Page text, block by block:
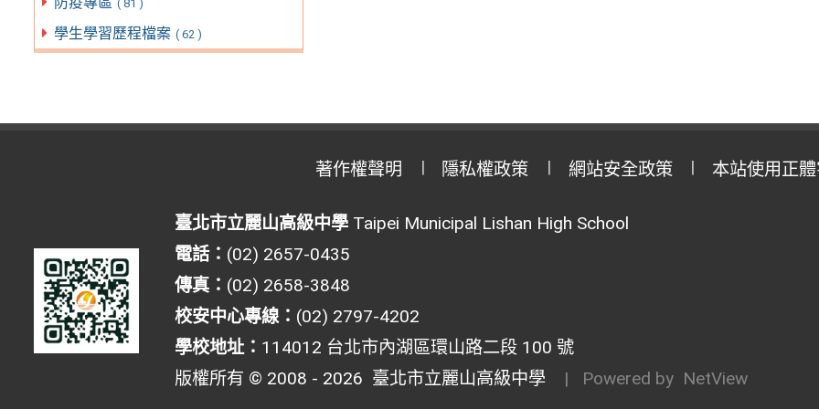
( 81 )
學生學習歷程檔案 ( 62 )
著作權聲明 隱私權政策 網站安全政策 本站使用正
臺北市立麗山高級中學Taipei Municipal Lishan High School
電話： (02) 2657-0435
傳真： (02) 2658-3848
校安中心專線： (02) 2797-4202
學校地址： 114012 台北市內湖區環山路二段 100 號
版權所有 © 2008 - 2026 臺北市立麗山高級中學 | Powered by NetView